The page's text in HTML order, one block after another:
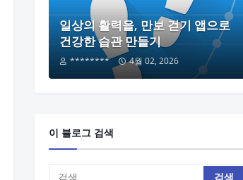
일상의 활력을, 만보 걷기 앱으로
건강한 습관 만들기
******** 4월 02, 2026
이 블로그 검색